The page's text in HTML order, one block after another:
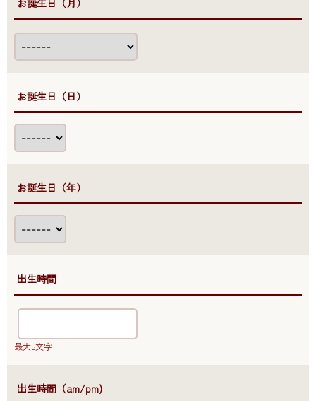
●お誕生日（月）
●お誕生日（日）
●お誕生日（年）
●出生時間
最大5文字
●出生時間（am/pm)